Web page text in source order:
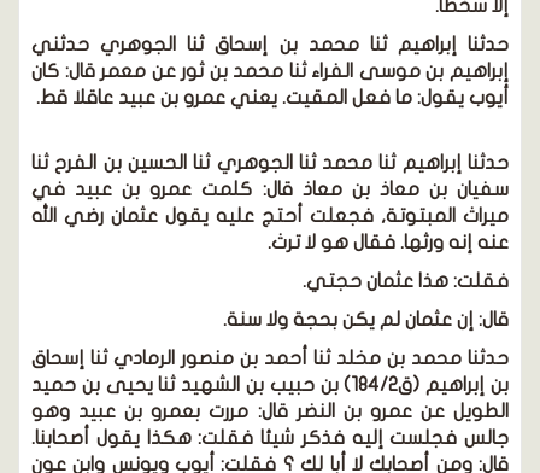
إلا سخطا.
حدثنا إبراهيم ثنا محمد بن إسحاق ثنا الجوهري حدثني
إبراهيم بن موسى الفراء ثنا محمد بن ثور عن معمر قال: كان
أيوب يقول: ما فعل المقيت. يعني عمرو بن عبيد عاقلا قط.
حدثنا إبراهيم ثنا محمد ثنا الجوهري ثنا الحسين بن الفرح ثنا
سفيان بن معاذ بن معاذ قال: كلمت عمرو بن عبيد في
ميراث المبتوتة, فجعلت أحتج عليه يقول عثمان رضي الله
عنه إنه ورثها. فقال هو لا ترث.
فقلت: هذا عثمان حجتي.
قال: إن عثمان لم يكن بحجة ولا سنة.
حدثنا محمد بن مخلد ثنا أحمد بن منصور الرمادي ثنا إسحاق
بن إبراهيم (ق184/2)
بن حبيب بن الشهيد ثنا يحيى بن حميد
الطويل عن عمرو بن النضر قال: مررت بعمرو بن عبيد وهو
جالس فجلست إليه فذكر شيئا فقلت: هكذا يقول أصحابنا.
قال: ومن أصحابك لا أبا لك ؟ فقلت: أيوب ويونس وابن عون